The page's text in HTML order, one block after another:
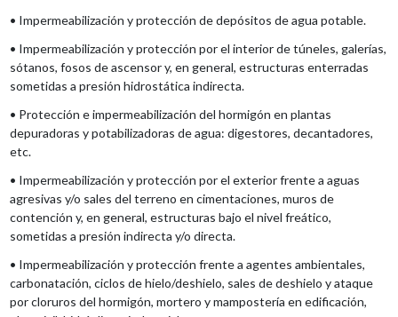
• Impermeabilización y protección de depósitos de agua potable.
• Impermeabilización y protección por el interior de túneles, galerías,
sótanos, fosos de ascensor y, en general, estructuras enterradas
sometidas a presión hidrostática indirecta.
• Protección e impermeabilización del hormigón en plantas
depuradoras y potabilizadoras de agua: digestores, decantadores,
etc.
• Impermeabilización y protección por el exterior frente a aguas
agresivas y/o sales del terreno en cimentaciones, muros de
contención y, en general, estructuras bajo el nivel freático,
sometidas a presión indirecta y/o directa.
• Impermeabilización y protección frente a agentes ambientales,
carbonatación, ciclos de hielo/deshielo, sales de deshielo y ataque
por cloruros del hormigón, mortero y mampostería en edificación,